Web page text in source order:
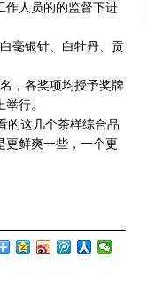
作人员的的监督下进
毫银针、白牡丹、贡
，各奖项均授予奖牌
行。
的这几个茶样综合品
更鲜爽一些，一个更